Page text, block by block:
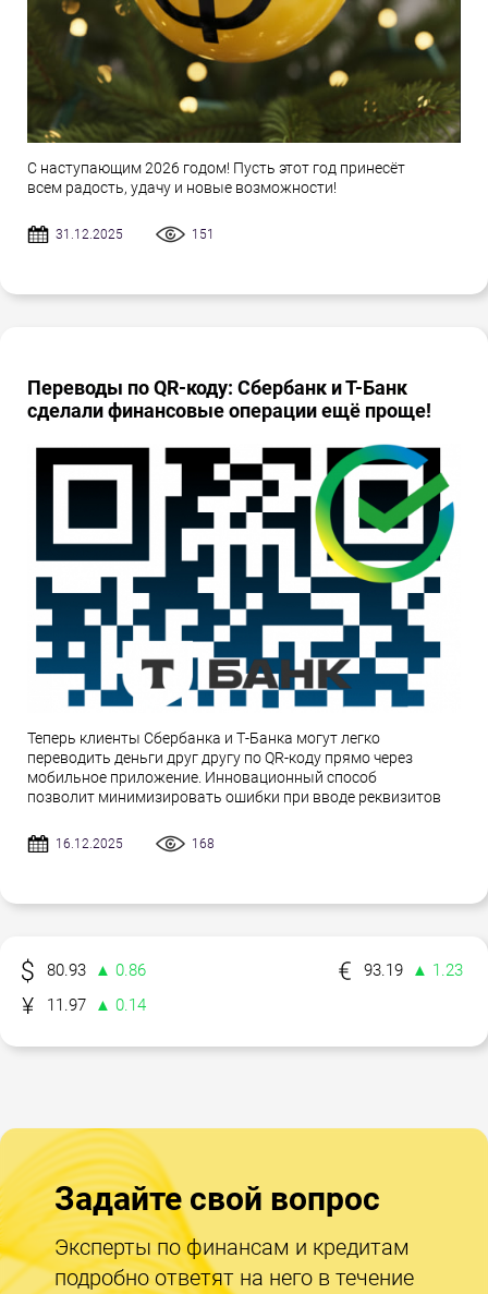
С наступающим 2026 годом! Пусть этот год принесёт
всем радость, удачу и новые возможности!
31.12.2025 151
Переводы по QR-коду: Сбербанк и Т-Банк
сделали финансовые операции ещё проще!
Теперь клиенты Сбербанка и Т-Банка могут легко
переводить деньги друг другу по QR-коду прямо через
мобильное приложение. Инновационный способ
позволит минимизировать ошибки при вводе реквизитов
16.12.2025 168
80.93 ▲ 0.86 93.19
▲ 1.23
11.97
▲ 0.14
Задайте свой вопрос
Эксперты по финансам и кредитам
подробно ответят на него в течение